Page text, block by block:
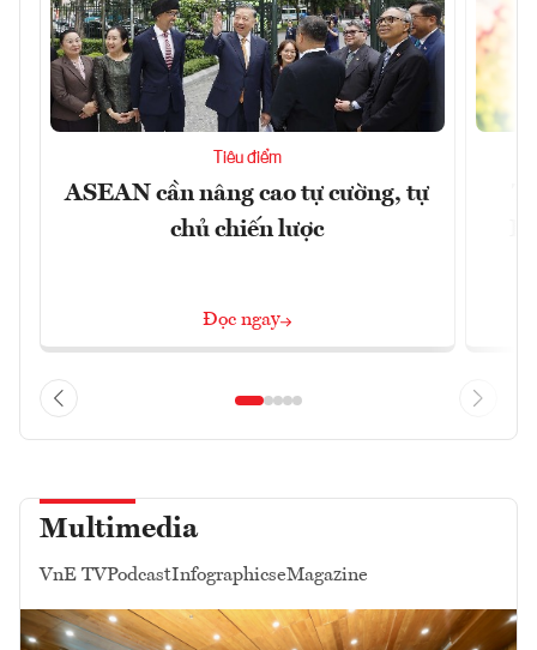
Tiêu điểm
ASEAN cần nâng cao tự cường, tự
chủ chiến lược
Đọc ngay
Multimedia
VnE TVPodcastInfographicseMagazine